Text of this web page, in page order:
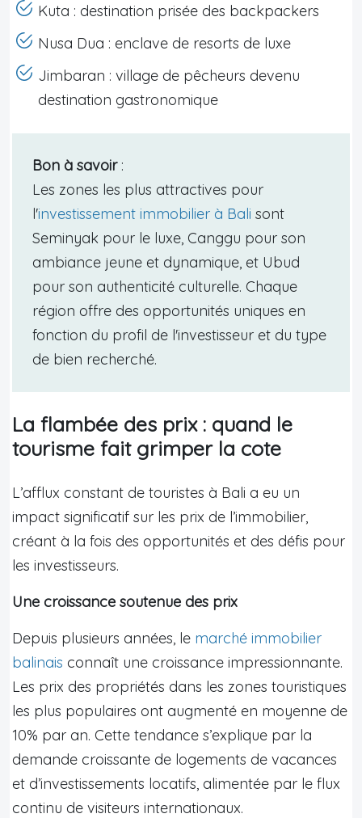
Kuta : destination prisée des backpackers
Nusa Dua : enclave de resorts de luxe
Jimbaran : village de pêcheurs devenu
destination gastronomique
Bon à savoir:
Les zones les plus attractives pour
l'investissement immobilier à Bali sont
Seminyak pour le luxe, Canggu pour son
ambiance jeune et dynamique, et Ubud
pour son authenticité culturelle. Chaque
région offre des opportunités uniques en
fonction du profil de l'investisseur et du type
de bien recherché.
La flambée des prix : quand le
tourisme fait grimper la cote
L’afflux constant de touristes à Bali a eu un
impact significatif sur les prix de l’immobilier,
créant à la fois des opportunités et des défis pour
les investisseurs.
Une croissance soutenue des prix
Depuis plusieurs années, le marché immobilier
balinais connaît une croissance impressionnante.
Les prix des propriétés dans les zones touristiques
les plus populaires ont augmenté en moyenne de
10% par an. Cette tendance s’explique par la
demande croissante de logements de vacances
et d’investissements locatifs, alimentée par le flux
continu de visiteurs internationaux.